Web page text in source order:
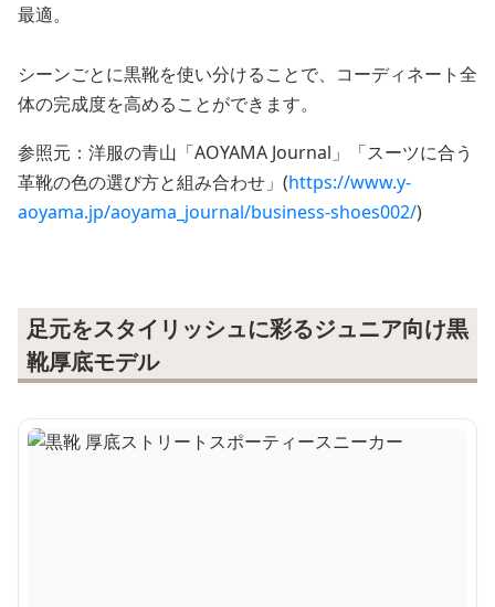
最適。
シーンごとに黒靴を使い分けることで、コーディネート全
体の完成度を高めることができます。
参照元：洋服の青山「AOYAMA Journal」「スーツに合う
革靴の色の選び方と組み合わせ」(https://www.y-
aoyama.jp/aoyama_journal/business-shoes002/)
足元をスタイリッシュに彩るジュニア向け黒
靴厚底モデル